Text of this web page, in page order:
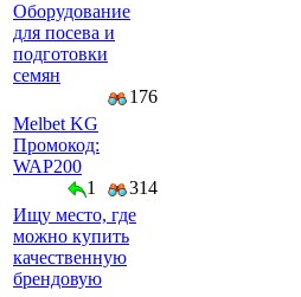
Оборудование
для посева и
подготовки
семян
176
Melbet KG
Промокод:
WAP200
1
314
Ищу место, где
можно купить
качественную
брендовую